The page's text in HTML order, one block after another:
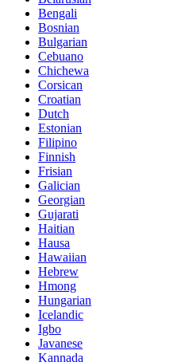
Bengali
Bosnian
Bulgarian
Cebuano
Chichewa
Corsican
Croatian
Dutch
Estonian
Filipino
Finnish
Frisian
Galician
Georgian
Gujarati
Haitian
Hausa
Hawaiian
Hebrew
Hmong
Hungarian
Icelandic
Igbo
Javanese
Kannada